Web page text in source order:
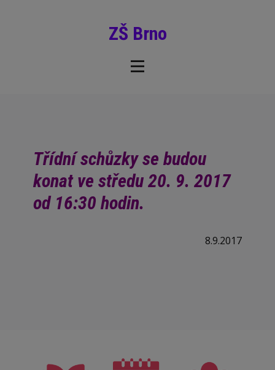
ZŠ Brno
Třídní schůzky se budou
konat ve středu 20. 9. 2017
od 16:30 hodin.
8.9.2017